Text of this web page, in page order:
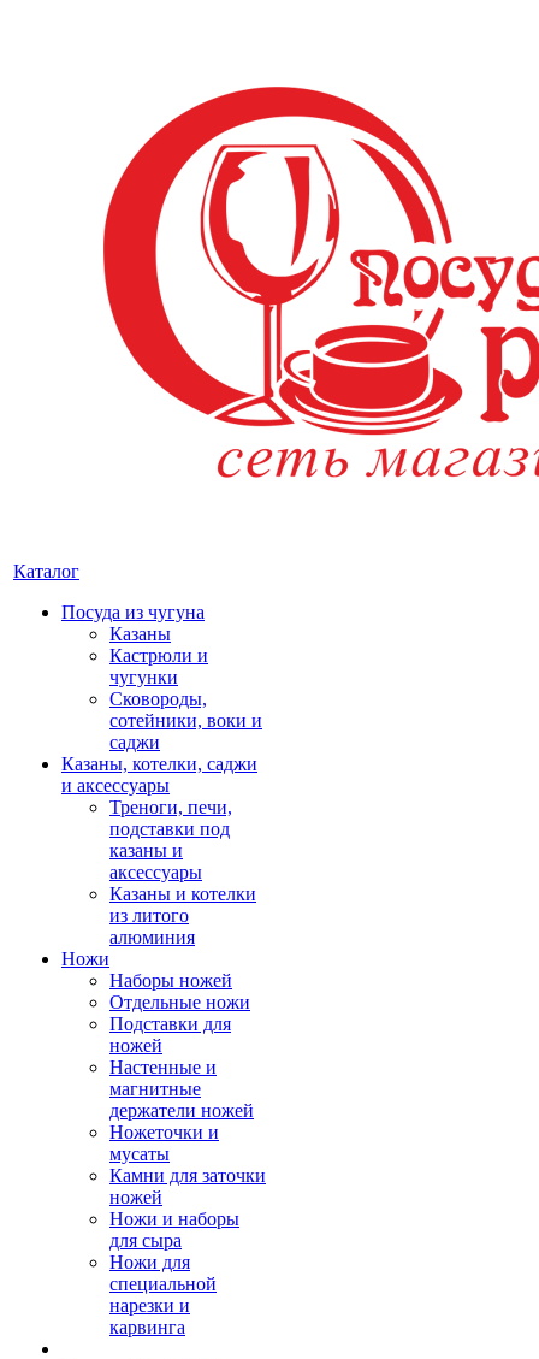
Каталог
Посуда из чугуна
Казаны
Кастрюли и
чугунки
Сковороды,
сотейники, воки и
саджи
Казаны, котелки, саджи
и аксессуары
Треноги, печи,
подставки под
казаны и
аксессуары
Казаны и котелки
из литого
алюминия
Ножи
Наборы ножей
Отдельные ножи
Подставки для
ножей
Настенные и
магнитные
держатели ножей
Ножеточки и
мусаты
Камни для заточки
ножей
Ножи и наборы
для сыра
Ножи для
специальной
нарезки и
карвинга